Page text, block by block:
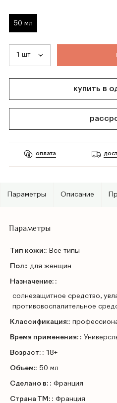
50 мл
купить в
оплата
Параметры Описание
Параметры
Тип кожи:: Все типы
Пол:: для женщин
Назначение: :
солнезащитное средство,
противовоспалительное
Классификация::
Время применения: :
Возраст: : 18+
Объем:: 50 мл
Сделано в: : Франция
Страна ТМ: : Франция